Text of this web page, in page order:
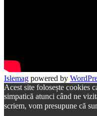
Islemag powered by
Acest site folosește cookies
simpatică atunci când ne
scriem, vom presupune că